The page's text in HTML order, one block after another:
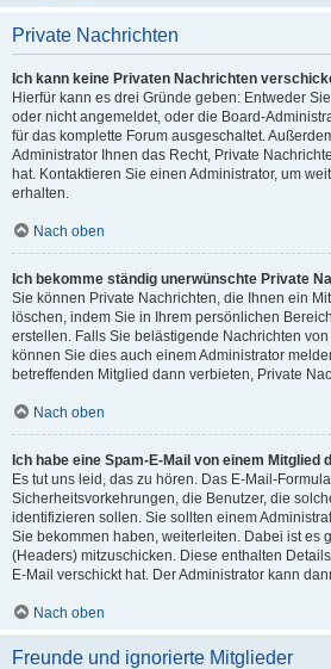
Private Nachrichten
Ich kann keine Privaten Nachrichten
Hierfür kann es drei Gründe geben: Entweder
oder nicht angemeldet, oder die Board-
für das komplette Forum ausgeschaltet.
Administrator Ihnen das Recht, Private
hat. Kontaktieren Sie einen Administrator, um
erhalten.
Nach oben
Ich bekomme ständig unerwünschte Private
Sie können Private Nachrichten, die Ihnen ein
löschen, indem Sie in Ihrem persönlichen
erstellen. Falls Sie belästigende Nachrichten
können Sie dies auch einem Administrator
betreffenden Mitglied dann verbieten, Private
Nach oben
Ich habe eine Spam-E-Mail von einem Mitglied
Es tut uns leid, das zu hören. Das E-Mail-
Sicherheitsvorkehrungen, die Benutzer, die
identifizieren sollen. Sie sollten einem
Sie bekommen haben, weiterleiten. Dabei ist es
(Headers) mitzuschicken. Diese enthalten
E-Mail verschickt hat. Der Administrator kann
Nach oben
Freunde und ignorierte Mitglieder